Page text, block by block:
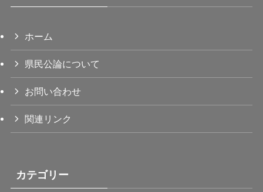
ホーム
県民公論について
お問い合わせ
関連リンク
カテゴリー